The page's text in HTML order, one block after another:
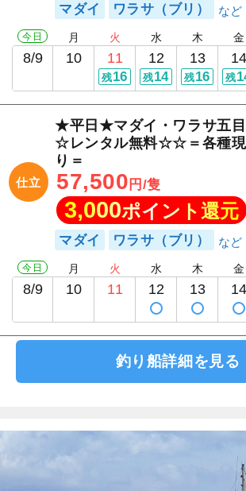
マダイ ワラサ（ブリ）
今日
8/9
月
10
火
11
残16
水
12
残14
木
13
残16
金
14
残
仕立
★平日★マダイ・ワラサ五
☆レンタル無料☆☆＝各種現
り＝
57,500 円/隻
3,000ポイント還元
マダイ ワラサ（ブリ）
今日
8/9
月
10
火
11
水
12
木
13
金
14
釣り船詳細を見る